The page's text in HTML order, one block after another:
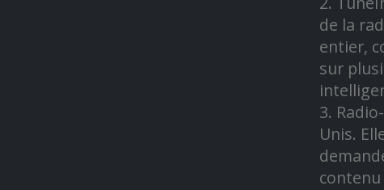
de la
entier,
sur
3.
Unis.